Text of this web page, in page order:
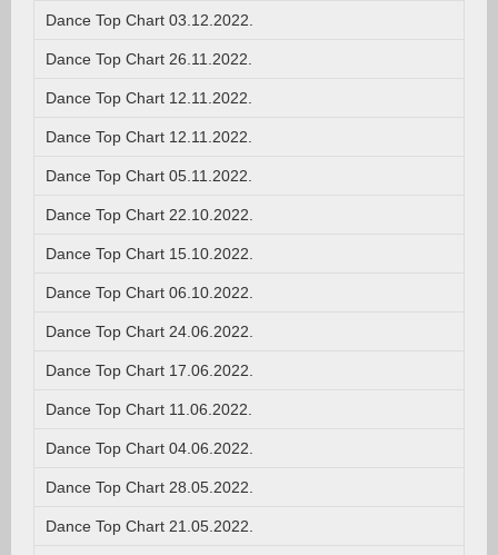
Dance Top Chart 03.12.2022.
Dance Top Chart 26.11.2022.
Dance Top Chart 12.11.2022.
Dance Top Chart 12.11.2022.
Dance Top Chart 05.11.2022.
Dance Top Chart 22.10.2022.
Dance Top Chart 15.10.2022.
Dance Top Chart 06.10.2022.
Dance Top Chart 24.06.2022.
Dance Top Chart 17.06.2022.
Dance Top Chart 11.06.2022.
Dance Top Chart 04.06.2022.
Dance Top Chart 28.05.2022.
Dance Top Chart 21.05.2022.